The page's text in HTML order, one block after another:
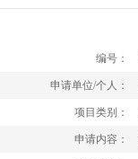
编号：
申请单位/个人：
项目类别：
申请内容：